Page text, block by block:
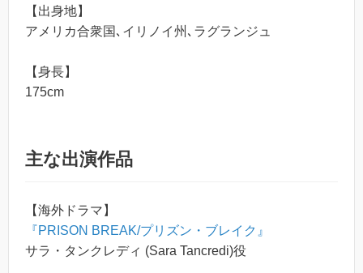
【出身地】
アメリカ合衆国､イリノイ州､ラグランジュ
【身長】
175cm
主な出演作品
【海外ドラマ】
『PRISON BREAK/プリズン・ブレイク』
サラ・タンクレディ (Sara Tancredi)役